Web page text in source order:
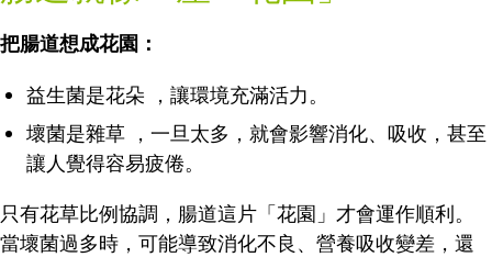
把腸道想成花園：
益生菌是花朵 ，讓環境充滿活力。
壞菌是雜草 ，一旦太多，就會影響消化、吸收，甚至
讓人覺得容易疲倦。
只有花草比例協調，腸道這片「花園」才會運作順利。
當壞菌過多時，可能導致消化不良、營養吸收變差，還